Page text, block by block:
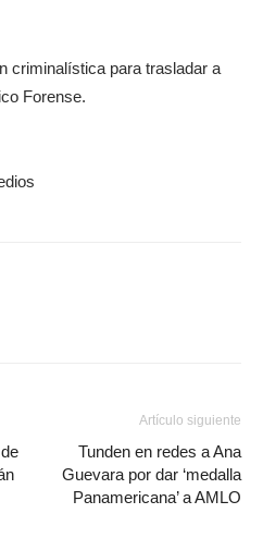
criminalística para trasladar a
Forense.
Artículo siguiente
Tunden en redes a Ana
Guevara por dar ‘medalla
Panamericana’ a AMLO